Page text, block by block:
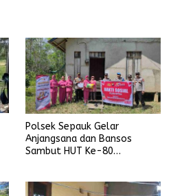
Polsek Sepauk Gelar
Anjangsana dan Bansos
Sambut HUT Ke-80